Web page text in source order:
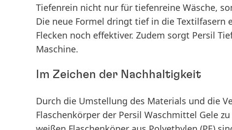
Tiefenrein nicht nur für tiefenreine Wäsche,
Die neue Formel dringt tief in die
Flecken noch effektiver. Zudem sorgt Persil
Maschine.
Im Zeichen der Nachhaltigkeit
Durch die Umstellung des Materials und die
Flaschenkörper der Persil Waschmittel Gele